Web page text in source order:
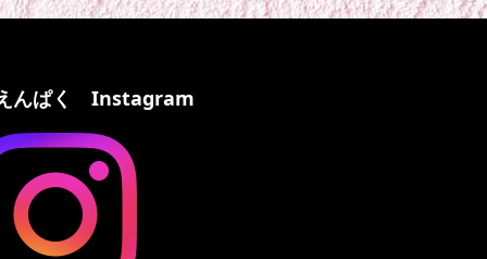
んぱく Instagram